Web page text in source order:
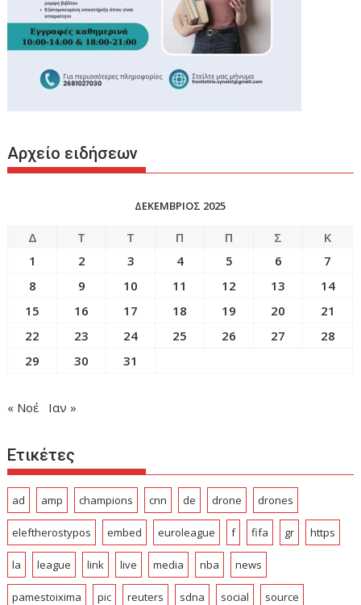
Αρχείο ειδήσεων
ΔΕΚΕΜΒΡΙΟΣ 2025
Δ Τ Τ Π Π Σ
Κ
1
2 3 4 5 6
7
8
9 10 11 12 13
14
15
16 17 18 19 20
21
22
23 24 25 26 27
28
29
30 31
« Νοέ Ιαν »
Ετικέτες
ad amp champions cnn de drone drones
eleftherostypos embed euroleague f fifa gr https
la league link live media nba news
pamestoixima pic reuters sdna social source